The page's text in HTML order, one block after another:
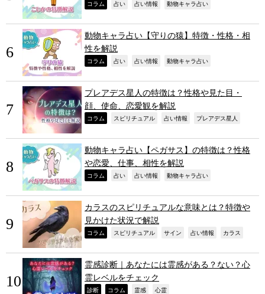
コラム 占い 占い情報 動物キャラ占い
動物キャラ占い【守りの猿】特徴・性格・相
性を解説
コラム 占い 占い情報 動物キャラ占い
プレアデス星人の特徴は？性格や見た目・
顔、使命、恋愛観を解説
コラム スピリチュアル 占い情報 プレアデス星人
動物キャラ占い【ペガサス】の特徴は？性格
や恋愛、仕事、相性を解説
コラム 占い 占い情報 動物キャラ占い
カラスのスピリチュアルな意味とは？特徴や
見かけた状況で解説
コラム スピリチュアル サイン 占い情報 カラス
霊感診断｜あなたには霊感がある？ない？心
霊レベルをチェック
診断 コラム 霊感 心霊